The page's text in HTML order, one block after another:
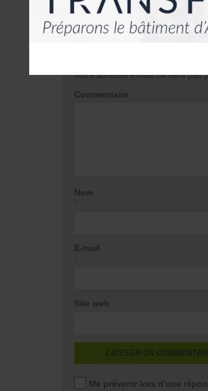
Pour en savoir plus : vidéo de
Direction architecture technique
Votre adresse e-mail ne sera pas
Commentaire
Nom
E-mail
Site web
Me prévenir lors d'une